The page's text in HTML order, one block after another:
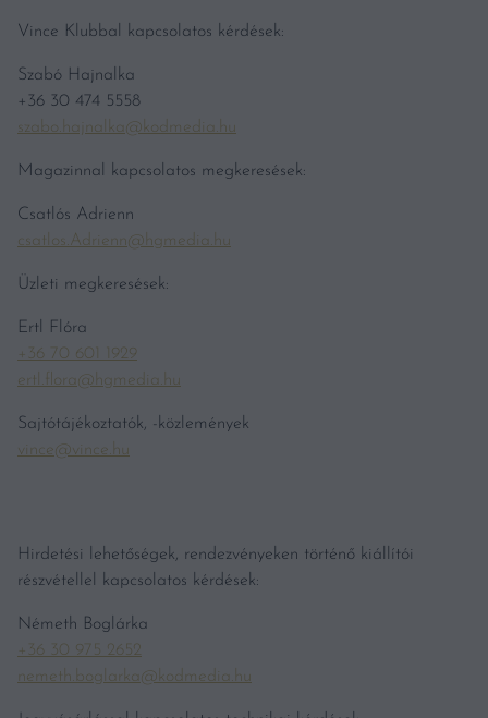
Vince Klubbal kapcsolatos kérdések:
Szabó Hajnalka
+36 30 474 5558
szabo.hajnalka@kodmedia.hu
Magazinnal kapcsolatos megkeresések:
Csatlós Adrienn
csatlos.Adrienn@hgmedia.hu
Üzleti megkeresések:
Ertl Flóra
+36 70 601 1929
ertl.flora@hgmedia.hu
Sajtótájékoztatók, -közlemények
vince@vince.hu
Hirdetési lehetőségek, rendezvényeken történő kiállítói
részvétellel kapcsolatos kérdések:
Németh Boglárka
+36 30 975 2652
nemeth.boglarka@kodmedia.hu